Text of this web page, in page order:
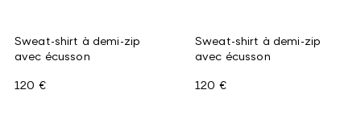
Sweat-shirt à demi-zip
avec écusson
120 €
Sweat-shirt à demi-zip
avec écusson
120 €